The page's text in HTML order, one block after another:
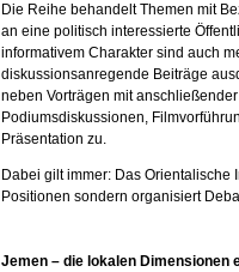
Die Reihe behandelt Themen mit
an eine politisch interessierte
informativem Charakter sind auch
diskussionsanregende Beiträge
neben Vorträgen mit
Podiumsdiskussionen,
Präsentation zu.
Dabei gilt immer: Das Orientalische
Positionen sondern organisiert
Jemen – die lokalen Dimensionen